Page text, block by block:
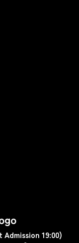
Admission 19:00)